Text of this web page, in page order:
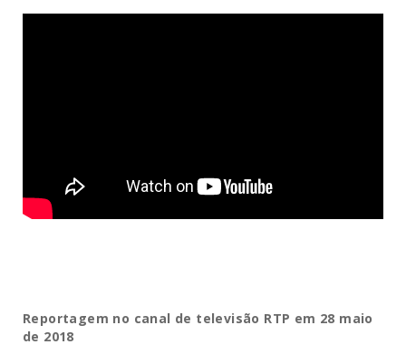
Reportagem no canal de televisão RTP em 28 maio
de 2018